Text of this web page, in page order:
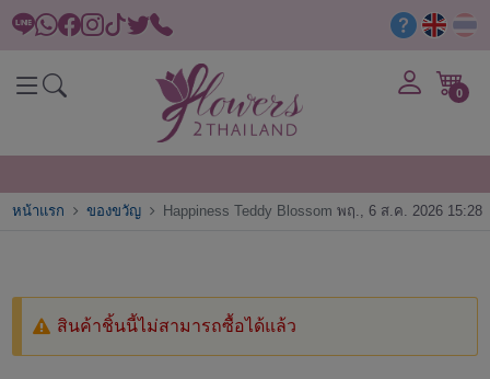
0
หน้าแรก ของขวัญ Happiness Teddy Blossom พฤ., 6 ส.ค. 2026 15:28
สินค้าชิ้นนี้ไม่สามารถซื้อได้แล้ว